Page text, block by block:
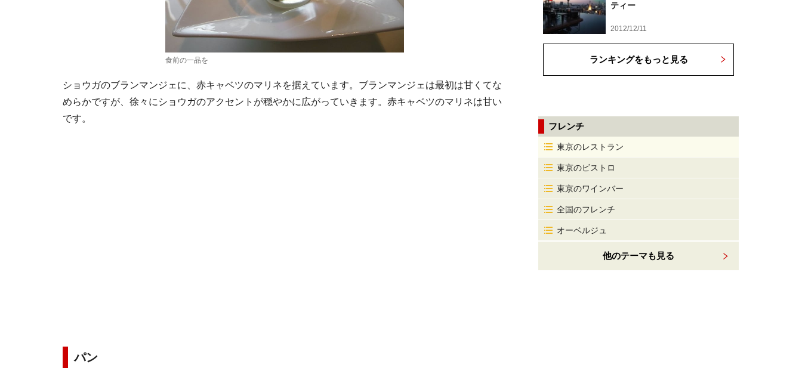
食前の一品を
ショウガのブランマンジェに、赤キャベツのマリネを据えています。ブランマンジェは最初は甘くてな
めらかですが、徐々にショウガのアクセントが穏やかに広がっていきます。赤キャベツのマリネは甘い
です。
パン
ティー
2012/12/11
ランキングをもっと見る
フレンチ
東京のレストラン
東京のビストロ
東京のワインバー
全国のフレンチ
オーベルジュ
他のテーマも見る